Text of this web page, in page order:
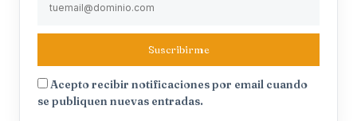
Suscribirme
Acepto recibir notificaciones por email cuando
se publiquen nuevas entradas.